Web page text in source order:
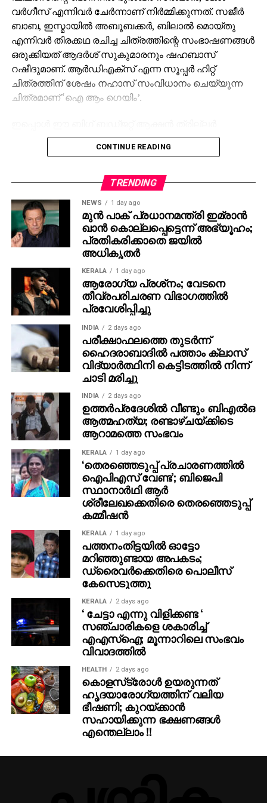
വര്‍ഗീസ് എന്നിവര്‍ ചേര്‍ന്നാണ് നിര്‍മ്മിക്കുന്നത്. സജീര്‍
ബാബ, ഇസ്മായില്‍ അബൂബക്കര്‍, ബിലാല്‍ മൊയ്തു
എന്നിവര്‍ തിരക്കഥ രചിച്ച ചിത്രത്തിന്റെ സംഭാഷണങ്ങള്‍
ഒരുക്കിയത് ആദര്‍ശ് സുകുമാരനും ഷഹബാസ്
റഷീദുമാണ്. ആര്‍ഡിഎക്‌സ് എന്ന സൂപ്പര്‍ ഹിറ്റ്
ചിത്രത്തിന് ശേഷം നഹാസ് സംവിധാനം ചെയ്യുന്ന
ചിത്രമാണ് ‘ഐ ആം ഗെയിം’.
ചിത്രത്തിന്റെ ചിത്രീകരണം പുരോഗമിക്കുകയാണ്.
ദുല്‍ഖര്‍ സല്‍മാന്റെ നാല്പതാം ചിത്രമായി ഒരുക്കുന്ന
വര്‍ഗീസ്, തമിഴ് നടനും സംവിധായകനുമായ മിഷ്‌കിന്‍,
കതിര്‍, പാര്‍ത്ഥ് തിവാരി, തമിഴ് നായികാ താരം
സംയുക്ത വിശ്വനാഥന്‍ എന്നിവരും വേഷമിടുന്നുണ്ട്.
കബാലി, കെജിഎഫ് സീരിസ്, കൈതി, വിക്രം, ലിയോ,
സലാര്‍ എന്നീ പാന്‍ ഇന്ത്യന്‍ ചിത്രങ്ങളുടെ സംഘട്ടന
സംവിധാനം നിര്‍വഹിച്ചിട്ടുള്ള അന്‍പറിവ് മാസ്റ്റേഴ്‌സ്
‘ആര്‍ഡിഎക്‌സ്’ എന്ന ചിത്രത്തിന് ശേഷം വീണ്ടും
നഹാസ് ഹിദായത്തുമായി കൈകോര്‍ക്കുന്ന ചിത്രം
കൂടിയാണ് ‘ഐ ആം ഗെയിം’.
ഛായാഗ്രഹണം- ജിംഷി ഖാലിദ്, സംഗീതം- ജേക്‌സ്
ബിജോയ്, എഡിറ്റിംഗ്- ചമന്‍ ചാക്കോ, പ്രൊഡക്ഷന്‍
ഡിസൈനര്‍- അജയന്‍ ചാലിശ്ശേരി, മേക്കപ്പ് –
റോണക്‌സ് സേവ്യര്‍. കോസ്റ്റ്യൂം- മഷര്‍ ഹംസ,
പ്രൊഡക്ഷന്‍ കണ്‍ട്രോളര്‍- ദീപക് പരമേശ്വരന്‍,
അസോസിയേറ്റ് ഡയറക്ടര്‍- രോഹിത് ചന്ദ്രശേഖര്‍.
ഗാനരചന- മനു മഞ്ജിത്ത്, വിനായക് ശശികുമാര്‍, VFX –
തൗഫീഖ് – എഗ്വൈറ്റ്, പോസ്റ്റര്‍ ഡിസൈന്‍- ടെന്‍
പോയിന്റ്, സൗണ്ട് ഡിസൈന്‍- സിങ്ക് സിനിമ, സൗണ്ട്
മിക്‌സ് – കണ്ണന്‍ ഗണപത്, സ്റ്റില്‍സ്- എസ് ബി കെ,
പിആര്‍ഒ- ശബരി
CONTINUE READING
TRENDING
NEWS 1 day ago
മുന്‍ പാക് പ്രധാനമന്ത്രി ഇമ്രാന്‍
ഖാന്‍ കൊല്ലപ്പെട്ടെന്ന് അഭ്യൂഹം;
പ്രതികരിക്കാതെ ജയില്‍
അധികൃതര്‍
KERALA 1 day ago
ആരോഗ്യ പ്രശ്‌നം; വേടനെ
തീവ്രപരിചരണ വിഭാഗത്തില്‍
പ്രവേശിപ്പിച്ചു
INDIA 2 days ago
പരീക്ഷാഫലത്തെ തുടര്‍ന്ന്
ഹൈദരാബാദില്‍ പത്താം ക്ലാസ്
വിദ്യാര്‍ത്ഥിനി കെട്ടിടത്തില്‍ നിന്ന്
ചാടി മരിച്ചു
INDIA 2 days ago
ഉത്തര്‍പ്രദേശില്‍ വീണ്ടും ബിഎല്‍ഒ
ആത്മഹത്യ; രണ്ടാഴ്ചയ്ക്കിടെ
ആറാമത്തെ സംഭവം
KERALA 1 day ago
‘തെരഞ്ഞെടുപ്പ് പ്രചാരണത്തിൽ
ഐപിഎസ് വേണ്ട’; ബിജെപി
സ്ഥാനാർഥി ആർ
ശ്രീലേഖക്കെതിരെ തെരഞ്ഞെടുപ്പ്
കമ്മീഷൻ
KERALA 1 day ago
പത്തനംതിട്ടയില്‍ ഓട്ടോ
മറിഞ്ഞുണ്ടായ അപകടം;
ഡ്രൈവര്‍ക്കെതിരെ പൊലീസ്
കേസെടുത്തു
KERALA 2 days ago
‘ ചേട്ടാ എന്നു വിളിക്കണ്ട ‘
സഞ്ചാരികളെ ശകാരിച്ച്
എഎസ്‌ഐ; മൂന്നാറിലെ സംഭവം
വിവാദത്തില്‍
HEALTH 2 days ago
കൊളസ്‌ട്രോള്‍ ഉയരുന്നത്
ഹൃദയാരോഗ്യത്തിന് വലിയ
ഭീഷണി; കുറയ്ക്കാന്‍
സഹായിക്കുന്ന ഭക്ഷണങ്ങള്‍
എന്തെല്ലാം !!